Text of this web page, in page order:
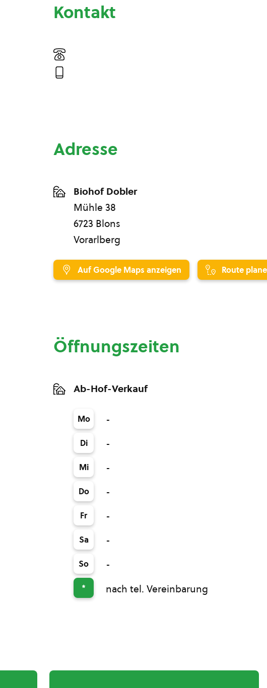
Kontakt
Adresse
Biohof Dobler
Mühle 38
6723 Blons
Vorarlberg
Auf Google Maps anzeigen Route
Öffnungszeiten
Ab-Hof-Verkauf
Mo -
Di -
Mi -
Do -
Fr -
Sa -
So -
* nach tel. Vereinbarung